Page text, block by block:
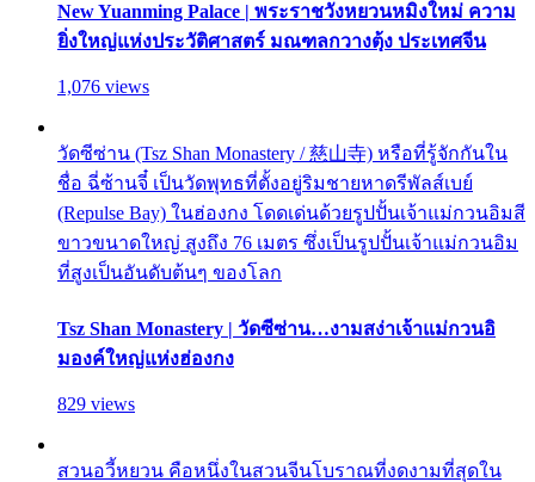
New Yuanming Palace | พระราชวังหยวนหมิงใหม่ ความ
ยิ่งใหญ่แห่งประวัติศาสตร์ มณฑลกวางตุ้ง ประเทศจีน
1,076 views
วัดซีซ่าน (Tsz Shan Monastery / 慈山寺) หรือที่รู้จักกันใน
ชื่อ ฉี่ซ้านจี๋ เป็นวัดพุทธที่ตั้งอยู่ริมชายหาดรีพัลส์เบย์
(Repulse Bay) ในฮ่องกง โดดเด่นด้วยรูปปั้นเจ้าแม่กวนอิมสี
ขาวขนาดใหญ่ สูงถึง 76 เมตร ซึ่งเป็นรูปปั้นเจ้าแม่กวนอิม
ที่สูงเป็นอันดับต้นๆ ของโลก
Tsz Shan Monastery | วัดซีซ่าน…งามสง่าเจ้าแม่กวนอิ
มองค์ใหญ่แห่งฮ่องกง
829 views
สวนอวี้หยวน คือหนึ่งในสวนจีนโบราณที่งดงามที่สุดใน